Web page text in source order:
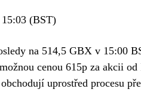
(BST)
na 514,5 GBX v 15:00
cenou 615p za akcii
uprostřed procesu